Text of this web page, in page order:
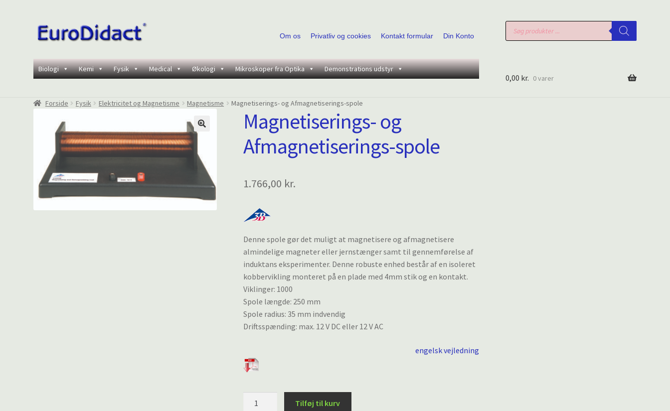
Spring
til
Spring
til
Om os Privatliv og cookies Kontakt formular Din Konto
Products
search
Biologi Kemi Fysik Medical Økologi Mikroskoper fra Optika Demonstrations udstyr
0,00 kr. 0 varer
Forside Fysik Elektricitet og Magnetisme Magnetisme Magnetiserings- og Afmagnetiserings-spole
Magnetiserings- og
Afmagnetiserings-spole
1.766,00 kr.
Denne spole gør det muligt at magnetisere og afmagnetisere
almindelige magneter eller jernstænger samt til gennemførelse af
induktans eksperimenter. Denne robuste enhed består af en isoleret
kobbervikling monteret på en plade med 4mm stik og en kontakt.
Viklinger: 1000
Spole længde: 250 mm
Spole radius: 35 mm indvendig
Driftsspænding: max. 12 V DC eller 12 V AC
engelsk vejledning
Tilføj til kurv